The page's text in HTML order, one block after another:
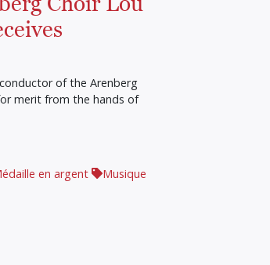
of the Arenberg
merit from the hands of
en argent Musique